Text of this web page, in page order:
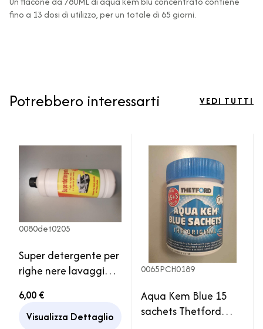
fino a 13 dosi di utilizzo, per un totale di 65 giorni.
Potrebbero interessarti VEDI TUTTI
0080det0205
Super detergente per
righe nere lavaggio
idropulitrice camper
caravan
6,00 €
Visualizza Dettaglio
0065PCH0189
Aqua Kem Blue 15
sachets Thetford